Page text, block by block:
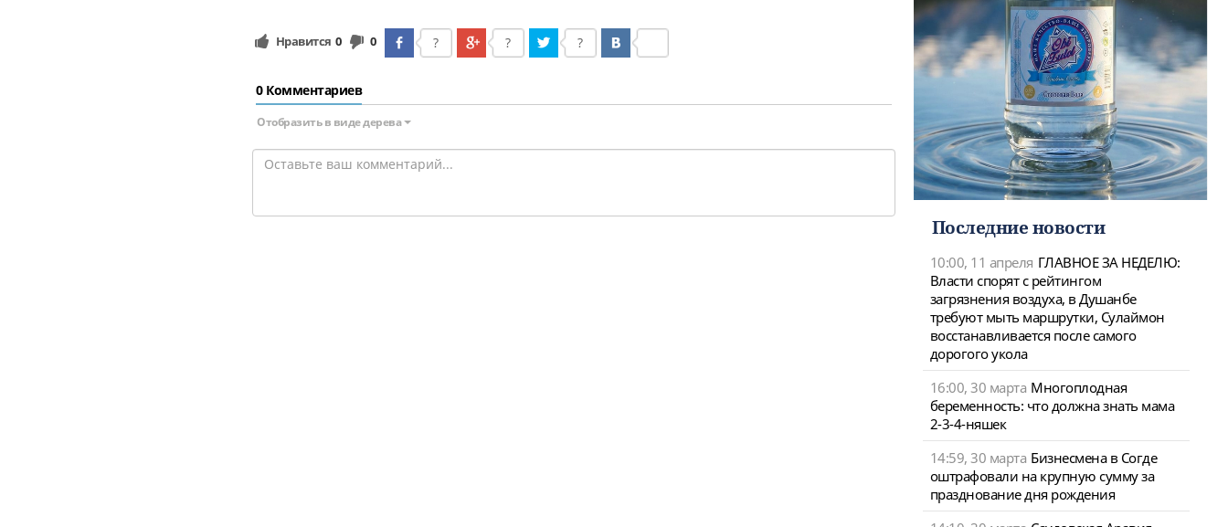
Нравится 0 0 ? ? ?
0 Комментариев
Отобразить в виде дерева
Последние новости
10:00, 11 апреля ГЛАВНОЕ ЗА НЕДЕЛЮ:
Власти спорят с рейтингом
загрязнения воздуха, в Душанбе
требуют мыть маршрутки, Сулаймон
восстанавливается после самого
дорогого укола
16:00, 30 марта Многоплодная
беременность: что должна знать мама
2-3-4-няшек
14:59, 30 марта Бизнесмена в Согде
оштрафовали на крупную сумму за
празднование дня рождения